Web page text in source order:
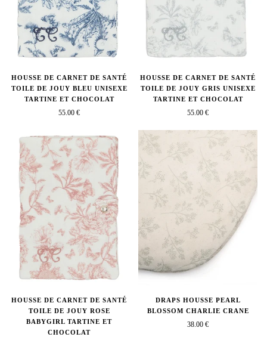
HOUSSE DE CARNET DE SANTÉ
TOILE DE JOUY BLEU UNISEXE
TARTINE ET CHOCOLAT
55.00 €
HOUSSE DE CARNET DE SANTÉ
TOILE DE JOUY GRIS UNISEXE
TARTINE ET CHOCOLAT
55.00 €
HOUSSE DE CARNET DE SANTÉ
TOILE DE JOUY ROSE
BABYGIRL TARTINE ET
CHOCOLAT
DRAPS HOUSSE PEARL
BLOSSOM CHARLIE CRANE
38.00 €